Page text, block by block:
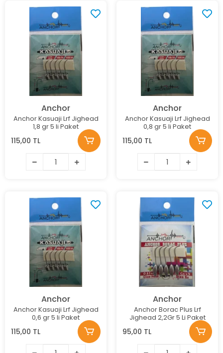
Anchor
Anchor Kasuaji Lrf Jighead
1,8 gr 5 li Paket
115,00 TL
Anchor
Anchor Kasuaji Lrf Jighead
0,8 gr 5 li Paket
115,00 TL
Anchor
Anchor Kasuaji Lrf Jighead
0,6 gr 5 li Paket
115,00 TL
Anchor
Anchor Borac Plus Lrf
Jighead 2,2Gr 5 Li Paket
95,00 TL